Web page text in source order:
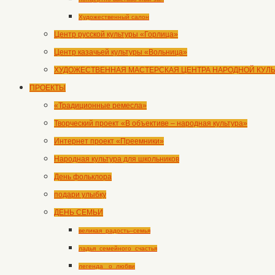
Художественный салон
Центр русской культуры «Горлица»
Центр казачьей культуры «Вольница»
ХУДОЖЕСТВЕННАЯ МАСТЕРСКАЯ ЦЕНТРА НАРОДНОЙ
ПРОЕКТЫ
«Традиционные ремесла»
Творческий проект «В объективе – народная культура»
Интернет проект «Преемники»
Народная культура для школьников
День фольклора
подари улыбку
ДЕНЬ СЕМЬИ
великая_радость–семья
ладья_семейного_счастья
легенда _о_любви